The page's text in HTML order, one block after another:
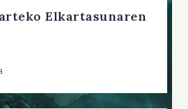
Elkartasunaren